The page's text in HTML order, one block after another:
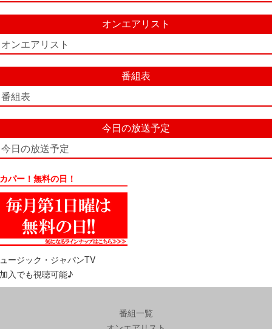
オンエアリスト
オンエアリスト
番組表
番組表
今日の放送予定
今日の放送予定
パー！無料の日！
ージック・ジャパンTV
入でも視聴可能♪
番組一覧